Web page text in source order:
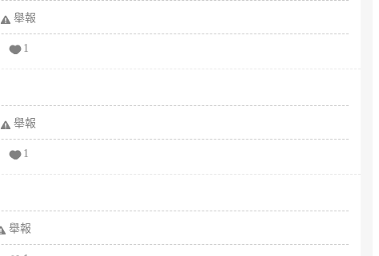
舉報
1
舉報
1
舉報